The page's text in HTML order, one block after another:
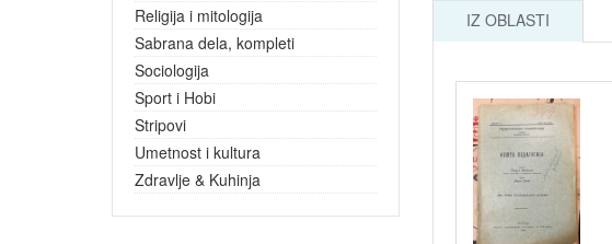
Religija i mitologija
Sabrana dela, kompleti
Sociologija
Sport i Hobi
Stripovi
Umetnost i kultura
Zdravlje & Kuhinja
IZ OBLASTI